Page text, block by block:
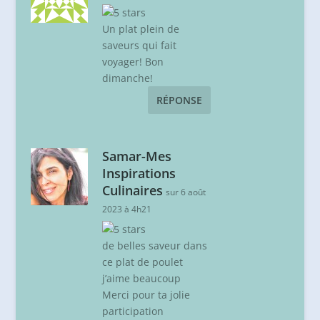
Un plat plein de
saveurs qui fait
voyager! Bon
dimanche!
RÉPONSE
Samar-Mes
Inspirations
Culinaires sur 6 août
2023 à 4h21
de belles saveur dans
ce plat de poulet
j’aime beaucoup
Merci pour ta jolie
participation